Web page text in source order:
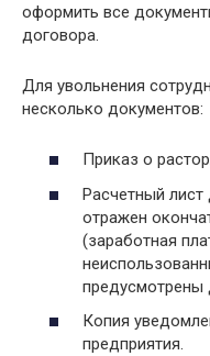
оформить все
договора.
Для увольнения
несколько документов:
Приказ о
Расчетный
отражен
(заработная
предусмотрены
Копия
предприятия.